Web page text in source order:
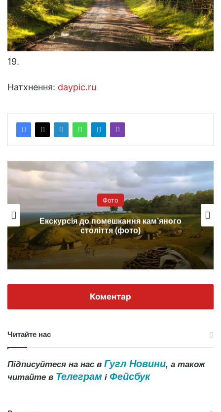
19.
Натхнення: daypic.ru
Фото
Як це було: незвичайні знімки Марса
від зонда Curiosity
Коментар
Читайте нас
Підписуйтеся на нас в Гугл Новини, а також
читайте в Телеграм і Фейсбук